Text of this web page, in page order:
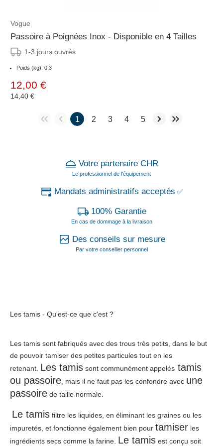
Vogue
Passoire à Poignées Inox - Disponible en 4 Tailles
1-3 jours ouvrés
Poids (kg): 0.3
12,00 €
14,40 €
1 2 3 4 5
Votre partenaire CHR
Le professionnel de l'équipement
Mandats administratifs acceptés ✅
100% Garantie
En cas de dommage à la livraison
Des conseils sur mesure
Par votre conseiller personnel
Les tamis - Qu'est-ce que c'est ?
Les tamis sont fabriqués avec des trous très petits, dans le but
de pouvoir tamiser des petites particules tout en les
retenant. Les tamis sont communément appelés tamis
ou passoire, mais il ne faut pas les confondre avec une
passoire de taille normale.
Le tamis filtre les liquides, en éliminant les graines ou les
impuretés, et fonctionne également bien pour tamiser les
ingrédients secs comme la farine. Le tamis est conçu soit